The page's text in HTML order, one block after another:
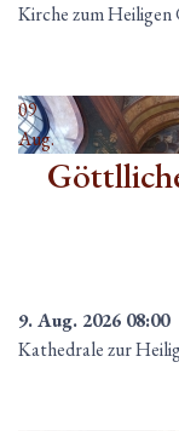
Kirche zum Heiligen
09
Aug.
9. Aug. 2026 08:00
Kathedrale zur